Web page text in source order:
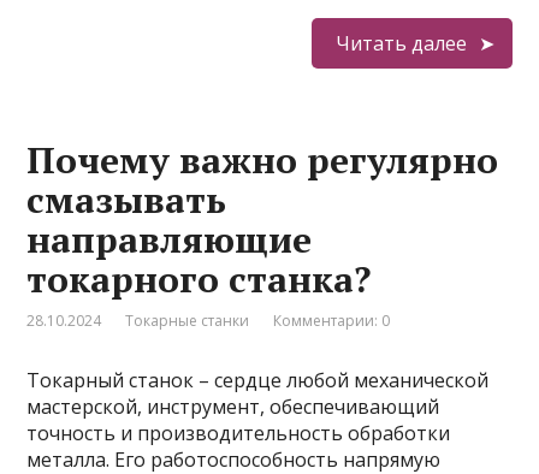
Читать далее
Почему важно регулярно
смазывать
направляющие
токарного станка?
28.10.2024 Токарные станки Комментарии: 0
Токарный станок – сердце любой механической
мастерской, инструмент, обеспечивающий
точность и производительность обработки
металла. Его работоспособность напрямую